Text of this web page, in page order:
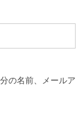
の名前、メールア